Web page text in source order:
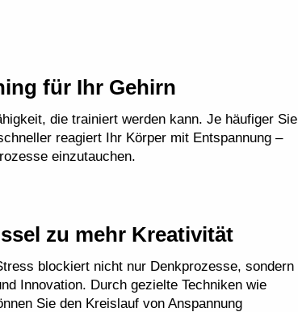
für Ihr Gehirn
die trainiert werden kann. Je häufiger Sie
reagiert Ihr Körper mit Entspannung –
einzutauchen.
zu mehr Kreativität
blockiert nicht nur Denkprozesse, sondern
Innovation. Durch gezielte Techniken wie
Sie den Kreislauf von Anspannung